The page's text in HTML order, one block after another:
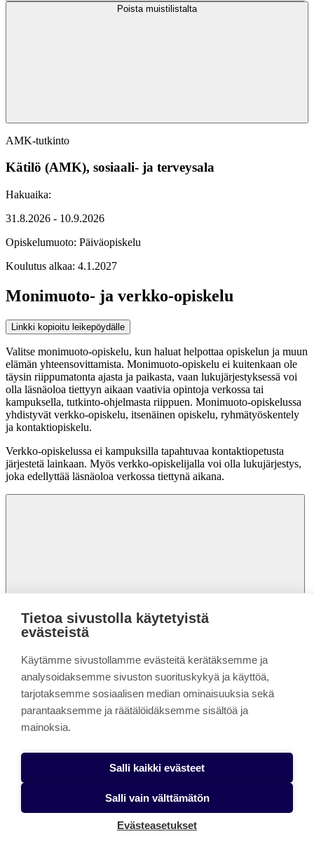
Poista muistilistalta
AMK-tutkinto
Kätilö (AMK), sosiaali- ja terveysala
Hakuaika:
31.8.2026 - 10.9.2026
Opiskelumuoto: Päiväopiskelu
Koulutus alkaa: 4.1.2027
Monimuoto- ja verkko-opiskelu
Linkki kopioitu leikepöydälle
Valitse monimuoto-opiskelu, kun haluat helpottaa opiskelun ja muun
elämän yhteensovittamista. Monimuoto-opiskelu ei kuitenkaan ole
täysin riippumatonta ajasta ja paikasta, vaan lukujärjestyksessä voi
olla läsnäoloa tiettyyn aikaan vaativia opintoja verkossa tai
kampuksella, tutkinto-ohjelmasta riippuen. Monimuoto-opiskelussa
yhdistyvät verkko-opiskelu, itsenäinen opiskelu, ryhmätyöskentely
ja kontaktiopiskelu.
Verkko-opiskelussa ei kampuksilla tapahtuvaa kontaktiopetusta
järjestetä lainkaan. Myös verkko-opiskelijalla voi olla lukujärjestys,
joka edellyttää läsnäoloa verkossa tiettynä aikana.
Poista muistilistalta
Fysioterapeutti (AMK), sosiaali- ja terveysala,
monimuotototeutus
Hakuaika:
Tietoa sivustolla käytetyistä
evästeistä
Käytämme sivustollamme evästeitä kerätäksemme ja
analysoidaksemme sivuston suorituskykyä ja käyttöä,
tarjotaksemme sosiaalisen median ominaisuuksia sekä
parantaaksemme ja räätälöidäksemme sisältöä ja
mainoksia.
Salli kaikki evästeet
Salli vain välttämätön
Evästeasetukset